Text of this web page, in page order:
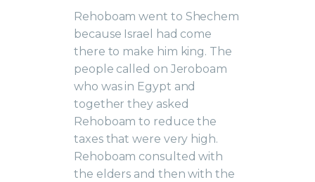
Rehoboam went to Shechem
because Israel had come
there to make him king. The
people called on Jeroboam
who was in Egypt and
together they asked
Rehoboam to reduce the
taxes that were very high.
Rehoboam consulted with
the elders and then with the